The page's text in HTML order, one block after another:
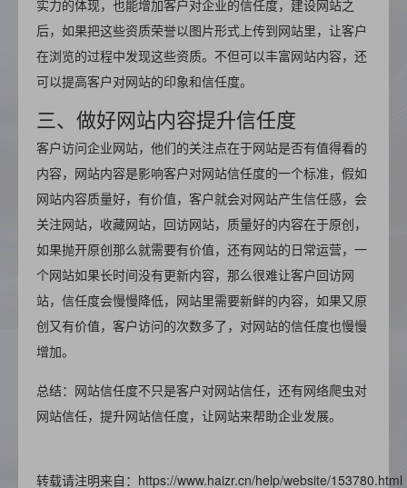
实力的体现，也能增加客户对企业的信任度，建设网站之
后，如果把这些资质荣誉以图片形式上传到网站里，让客户
在浏览的过程中发现这些资质。不但可以丰富网站内容，还
可以提高客户对网站的印象和信任度。
三、做好网站内容提升信任度
客户访问企业网站，他们的关注点在于网站是否有值得看的
内容，网站内容是影响客户对网站信任度的一个标准，假如
网站内容质量好，有价值，客户就会对网站产生信任感，会
关注网站，收藏网站，回访网站，质量好的内容在于原创，
如果抛开原创那么就需要有价值，还有网站的日常运营，一
个网站如果长时间没有更新内容，那么很难让客户回访网
站，信任度会慢慢降低，网站里需要新鲜的内容，如果又原
创又有价值，客户访问的次数多了，对网站的信任度也慢慢
增加。
总结：网站信任度不只是客户对网站信任，还有网络爬虫对
网站信任，提升网站信任度，让网站来帮助企业发展。
转载请注明来自：https://www.haizr.cn/help/website/153780.html